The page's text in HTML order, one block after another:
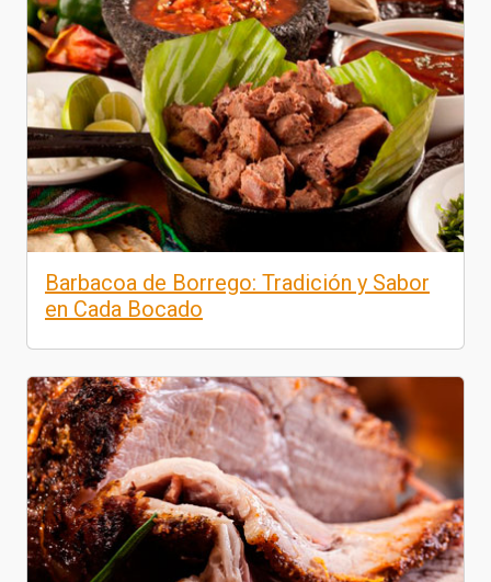
Barbacoa de Borrego: Tradición y Sabor
en Cada Bocado